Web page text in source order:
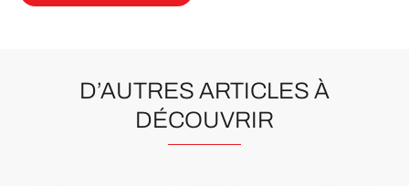
D’AUTRES ARTICLES À
DÉCOUVRIR